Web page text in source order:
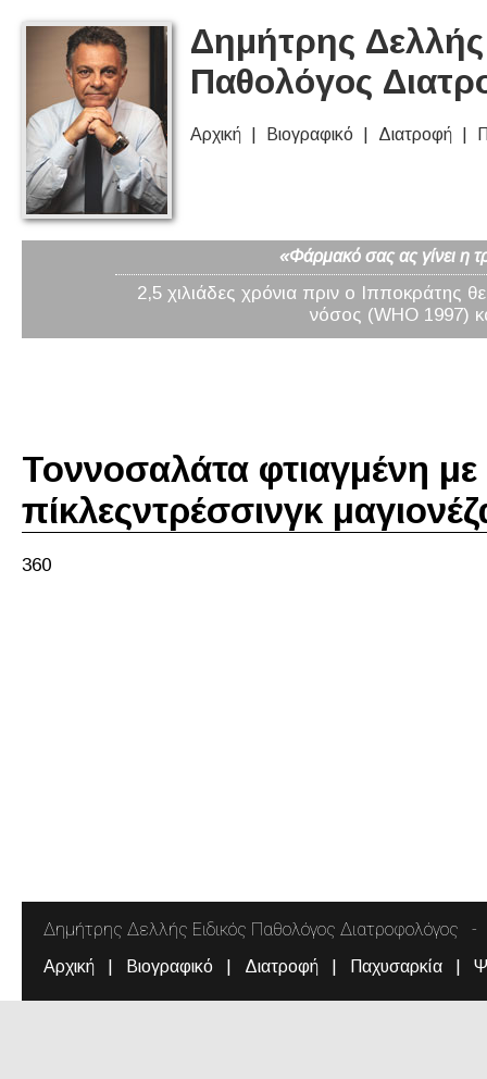
Δημήτρης
Παθολόγος
Αρχική Βιογραφικό Διατροφή
«Φάρμακό σας ας γίνει η
2,5 χιλιάδες χρόνια πριν ο Ιπποκράτης
νόσος (WHO 1997)
Τοννοσαλάτα φτιαγμένη
πίκλεςντρέσσινγκ
360
Δημήτρης Δελλής Ειδικός Παθολόγος Διατροφολόγος
Αρχική Βιογραφικό Διατροφή Παχυσαρκία